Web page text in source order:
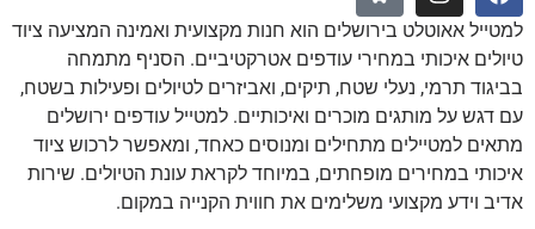
למטייל אאוטלט בירושלים הוא חנות מקצועית ואמינה המציעה ציוד
טיולים איכותי במחירי עודפים אטרקטיביים. הסניף מתמחה
בביגוד תרמי, נעלי שטח, תיקים, ואביזרים לטיולים ופעילות בשטח,
עם דגש על מותגים מוכרים ואיכותיים. למטייל עודפים ירושלים
מתאים למטיילים מתחילים ומנוסים כאחד, ומאפשר לרכוש ציוד
איכותי במחירים מופחתים, במיוחד לקראת עונת הטיולים. שירות
אדיב וידע מקצועי משלימים את חווית הקנייה במקום.